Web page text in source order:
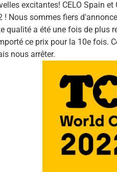
excitantes! CELO Spain
! Nous sommes fiers
qualité a été une fois de plus
ce prix pour la 10e fois.
nous arrêter.